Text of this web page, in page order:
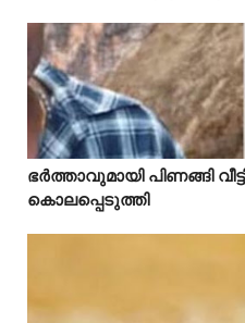
  
ഭർത്താവുമായി പിണങ്ങി
കൊലപ്പെടുത്തി
Mostreaded